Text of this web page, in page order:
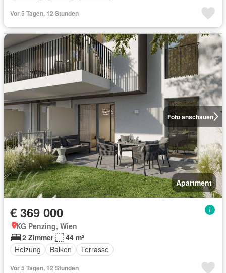
Vor 5 Tagen, 12 Stunden
Foto anschauen
Apartment
€ 369 000
KG Penzing, Wien
2 Zimmer
44 m²
Heizung
Balkon Terrasse
Vor 5 Tagen, 12 Stunden